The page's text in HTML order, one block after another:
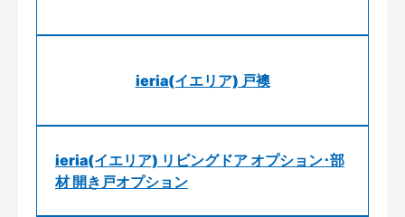
ieria(イエリア) 戸襖
ieria(イエリア) リビングドア オプション･部
材 開き戸オプション